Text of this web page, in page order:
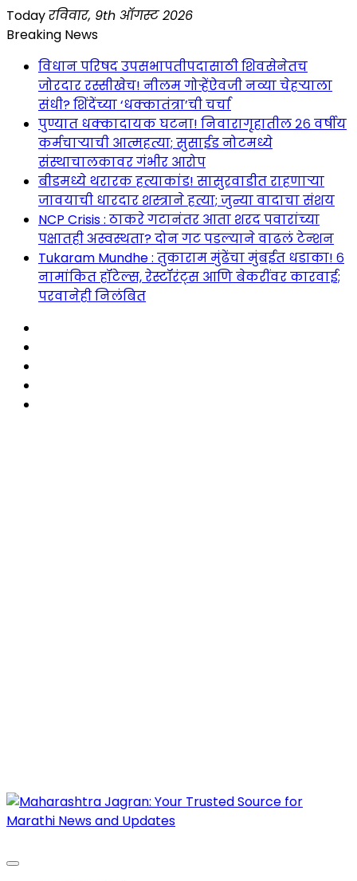
Skip
to
Todayरविवार, 9th ऑगस्ट 2026
Breaking News
विधान परिषद उपसभापतीपदासाठी शिवसेनेतच
जोरदार रस्सीखेच! नीलम गोऱ्हेंऐवजी नव्या चेहऱ्याला
संधी? शिंदेंच्या ‘धक्कातंत्रा’ची चर्चा
पुण्यात धक्कादायक घटना! निवारागृहातील २६ वर्षीय
कर्मचाऱ्याची आत्महत्या; सुसाईड नोटमध्ये
संस्थाचालकावर गंभीर आरोप
बीडमध्ये थरारक हत्याकांड! सासुरवाडीत राहणाऱ्या
जावयाची धारदार शस्त्राने हत्या; जुन्या वादाचा संशय
NCP Crisis : ठाकरे गटानंतर आता शरद पवारांच्या
पक्षातही अस्वस्थता? दोन गट पडल्याने वाढलं टेन्शन
Tukaram Mundhe : तुकाराम मुंढेंचा मुंबईत धडाका! ६
नामांकित हॉटेल्स, रेस्टॉरंट्स आणि बेकरींवर कारवाई;
परवानेही निलंबित
Maharashtra Jagran : Your Trusted Companion